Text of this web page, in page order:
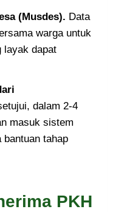
(Musdes). Data
warga untuk
layak dapat
dalam 2-4
masuk sistem
tahap
PKH